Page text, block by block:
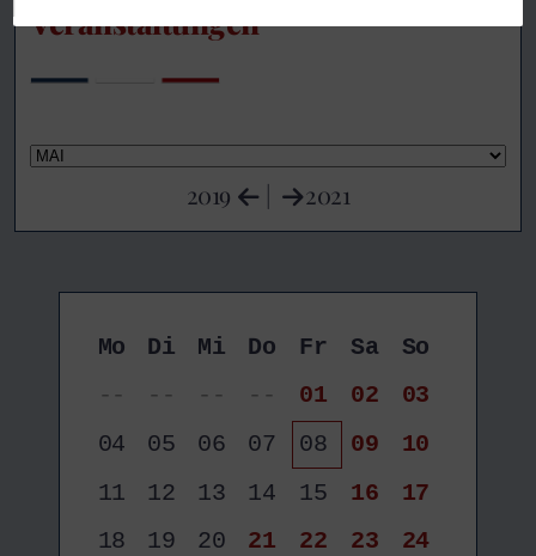
Veranstaltungen
2019 | 2021
Mo Di Mi Do Fr Sa
So
--
-- -- -- 01 02
03
04
05 06 07 08 09
10
11
12 13 14 15 16
17
18
19 20 21 22 23
24